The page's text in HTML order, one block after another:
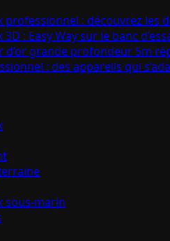
professionnel : découvrez les
: Easy Way sur le banc
d’or grande profondeur 5m
: des appareils qui
sous-marin